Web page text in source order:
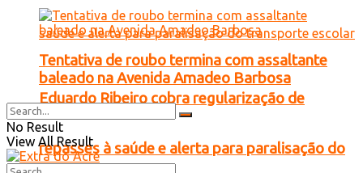
Eduardo Ribeiro cobra regularização de
repasses à saúde e alerta para paralisação do
Tentativa de roubo termina com assaltante
baleado na Avenida Amadeo Barbosa
No Result
View All Result